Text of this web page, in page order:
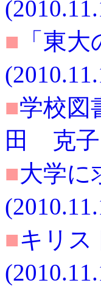
■ 「東
■学校図
田 克子
■大学
■キリ